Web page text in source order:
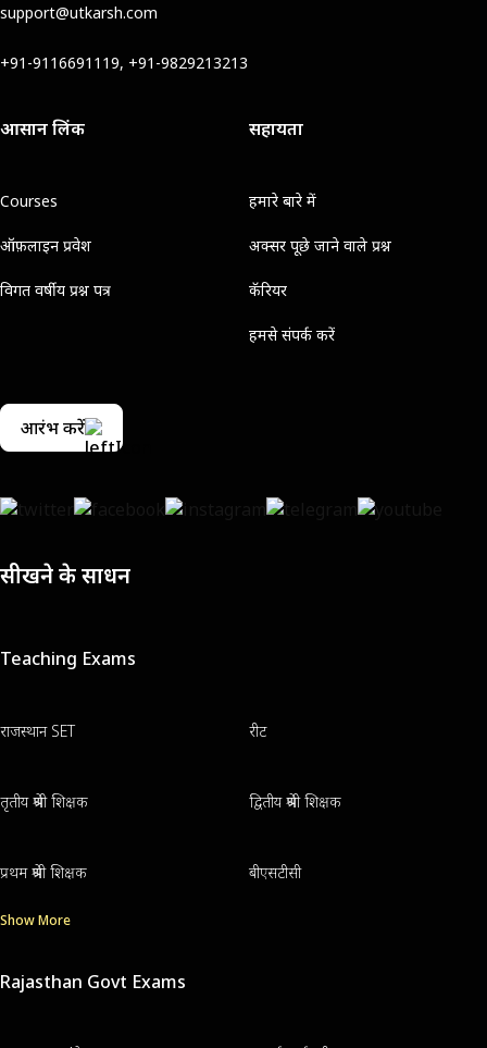
support@utkarsh.com
+91-9116691119, +91-9829213213
आसान लिंक
Courses
ऑफ़लाइन प्रवेश
विगत वर्षीय प्रश्न पत्र
सहायता
हमारे बारे में
अक्सर पूछे जाने वाले प्रश्न
कॅरियर
हमसे संपर्क करें
आरंभ करें
सीखने के साधन
Teaching Exams
राजस्थान SET रीट
तृतीय श्रेणी शिक्षक द्वितीय श्रेणी शिक्षक
प्रथम श्रेणी शिक्षक बीएसटीसी
Show More
Rajasthan Govt Exams